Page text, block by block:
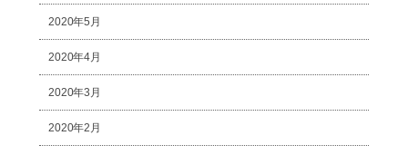
2020年5月
2020年4月
2020年3月
2020年2月